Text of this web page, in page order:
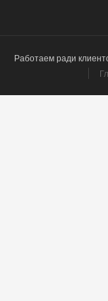
Работаем ради